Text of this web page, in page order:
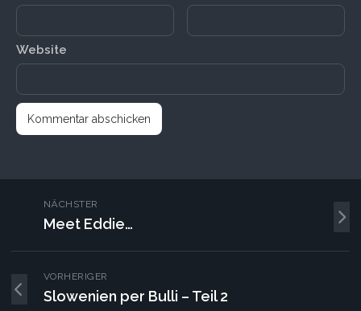
Website
NÄCHSTER
Meet Eddie…
VORHERIGER
Slowenien per Bulli – Teil 2